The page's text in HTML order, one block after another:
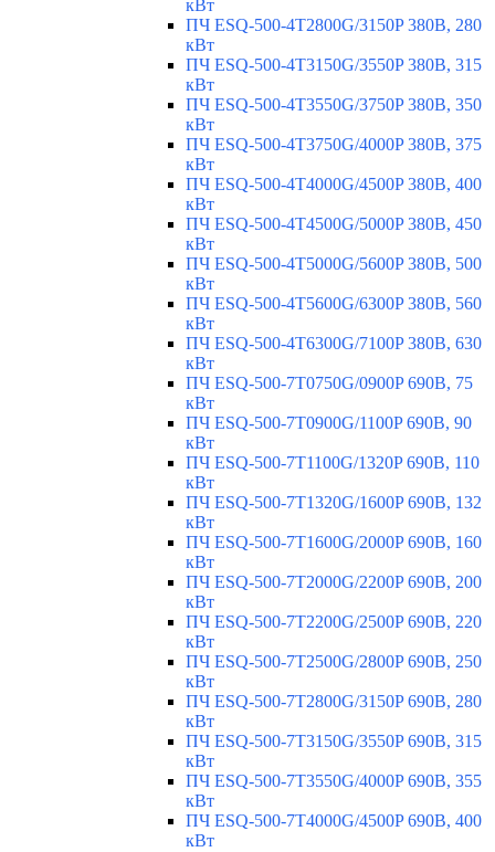
кВт
ПЧ ESQ-500-4T2800G/3150P 380В, 280
кВт
ПЧ ESQ-500-4T3150G/3550P 380В, 315
кВт
ПЧ ESQ-500-4T3550G/3750P 380В, 350
кВт
ПЧ ESQ-500-4T3750G/4000P 380В, 375
кВт
ПЧ ESQ-500-4T4000G/4500P 380В, 400
кВт
ПЧ ESQ-500-4T4500G/5000P 380В, 450
кВт
ПЧ ESQ-500-4T5000G/5600P 380В, 500
кВт
ПЧ ESQ-500-4T5600G/6300P 380В, 560
кВт
ПЧ ESQ-500-4T6300G/7100P 380В, 630
кВт
ПЧ ESQ-500-7T0750G/0900P 690В, 75
кВт
ПЧ ESQ-500-7T0900G/1100P 690В, 90
кВт
ПЧ ESQ-500-7T1100G/1320P 690В, 110
кВт
ПЧ ESQ-500-7T1320G/1600P 690В, 132
кВт
ПЧ ESQ-500-7T1600G/2000P 690В, 160
кВт
ПЧ ESQ-500-7T2000G/2200P 690В, 200
кВт
ПЧ ESQ-500-7T2200G/2500P 690В, 220
кВт
ПЧ ESQ-500-7T2500G/2800P 690В, 250
кВт
ПЧ ESQ-500-7T2800G/3150P 690В, 280
кВт
ПЧ ESQ-500-7T3150G/3550P 690В, 315
кВт
ПЧ ESQ-500-7T3550G/4000P 690В, 355
кВт
ПЧ ESQ-500-7T4000G/4500P 690В, 400
кВт